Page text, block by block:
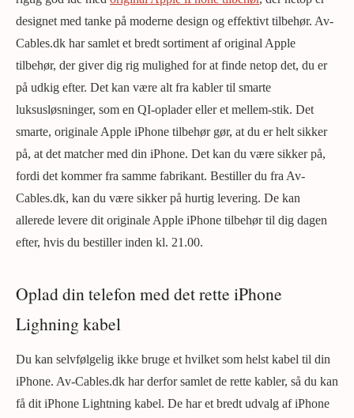
designet med tanke på moderne design og effektivt tilbehør. Av-
Cables.dk har samlet et bredt sortiment af original Apple
tilbehør, der giver dig rig mulighed for at finde netop det, du er
på udkig efter. Det kan være alt fra kabler til smarte
luksusløsninger, som en QI-oplader eller et mellem-stik. Det
smarte, originale Apple iPhone tilbehør gør, at du er helt sikker
på, at det matcher med din iPhone. Det kan du være sikker på,
fordi det kommer fra samme fabrikant. Bestiller du fra Av-
Cables.dk, kan du være sikker på hurtig levering. De kan
allerede levere dit originale Apple iPhone tilbehør til dig dagen
efter, hvis du bestiller inden kl. 21.00.
Oplad din telefon med det rette iPhone
Lighning kabel
Du kan selvfølgelig ikke bruge et hvilket som helst kabel til din
iPhone. Av-Cables.dk har derfor samlet de rette kabler, så du kan
få dit iPhone Lightning kabel. De har et bredt udvalg af iPhone